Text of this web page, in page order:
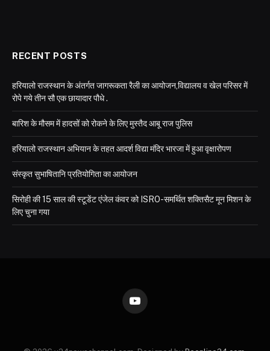
RECENT POSTS
हरियालो राजस्थान के अंतर्गत जागरूकता रैली का आयोजन,विद्यालय व खेल परिसर में
रोपे गये तीन सौ एक छायादार पौधे .
बारिश के मौसम में हादसों को रोकने के लिए मुस्तैद आबू राज पुलिस
हरियालो राजस्थान अभियान के तहत आदर्श विद्या मंदिर भारजा में हुआ वृक्षारोपण
संस्कृत सुभाषितानि प्रतियोगिता का आयोजन
सिरोही की 15 साल की स्टूडेंट एंजेल कंवर को ISRO-समर्थित शक्तिसैट मून मिशन के
लिए चुना गया
YouTube